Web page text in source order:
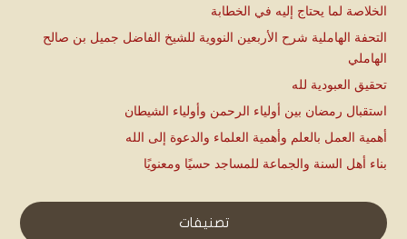
الخلاصة لما يحتاج إليه في الخطابة
التحفة الهاملية شرح الأربعين النووية للشيخ الفاضل جميل بن صالح
الهاملي
تحقيق العبودية لله
استقبال رمضان بين أولياء الرحمن وأولياء الشيطان
أهمية العمل بالعلم وأهمية العلماء والدعوة إلى الله
بناء أهل السنة والجماعة للمساجد حسيًا ومعنويًا
تصنيفات